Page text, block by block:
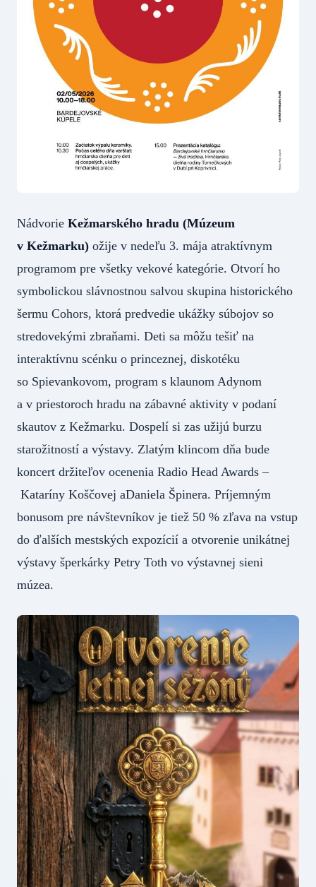
Nádvorie Kežmarského hradu (Múzeum
v Kežmarku) ožije v nedeľu 3. mája atraktívnym
programom pre všetky vekové kategórie. Otvorí ho
symbolickou slávnostnou salvou skupina historického
šermu Cohors, ktorá predvedie ukážky súbojov so
stredovekými zbraňami. Deti sa môžu tešiť na
interaktívnu scénku o princeznej, diskotéku
so Spievankovom, program s klaunom Adynom
a v priestoroch hradu na zábavné aktivity v podaní
skautov z Kežmarku. Dospelí si zas užijú burzu
starožitností a výstavy. Zlatým klincom dňa bude
koncert držiteľov ocenenia Radio Head Awards –
Kataríny Koščovej aDaniela Špinera. Príjemným
bonusom pre návštevníkov je tiež 50 % zľava na vstup
do ďalších mestských expozícií a otvorenie unikátnej
výstavy šperkárky Petry Toth vo výstavnej sieni
múzea.